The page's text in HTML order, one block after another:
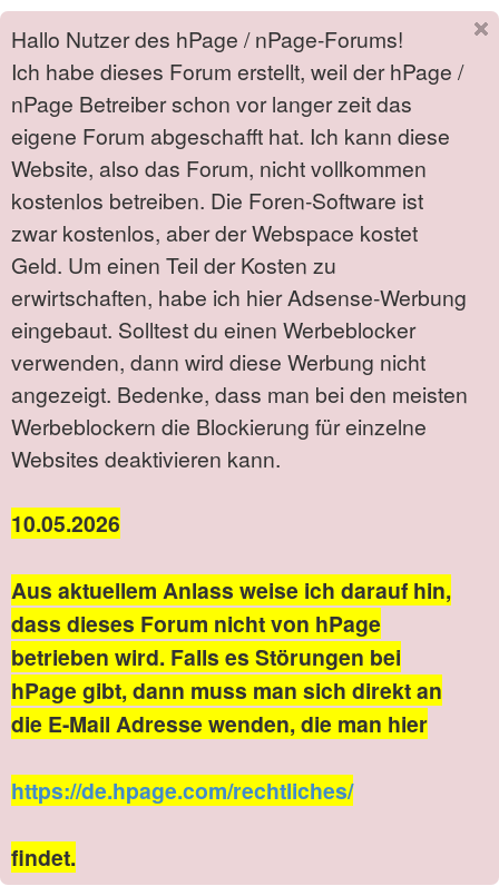
Hallo Nutzer des hPage / nPage-Forums!
Ich habe dieses Forum erstellt, weil der hPage /
nPage Betreiber schon vor langer zeit das
eigene Forum abgeschafft hat. Ich kann diese
Website, also das Forum, nicht vollkommen
kostenlos betreiben. Die Foren-Software ist
zwar kostenlos, aber der Webspace kostet
Geld. Um einen Teil der Kosten zu
erwirtschaften, habe ich hier Adsense-Werbung
eingebaut. Solltest du einen Werbeblocker
verwenden, dann wird diese Werbung nicht
angezeigt. Bedenke, dass man bei den meisten
Werbeblockern die Blockierung für einzelne
Websites deaktivieren kann.
10.05.2026
Aus aktuellem Anlass weise ich darauf hin,
dass dieses Forum nicht von hPage
betrieben wird. Falls es Störungen bei
hPage gibt, dann muss man sich direkt an
die E-Mail Adresse wenden, die man hier
https://de.hpage.com/rechtliches/
findet.